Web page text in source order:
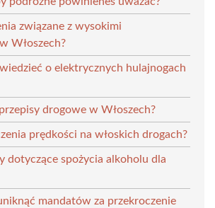
związane z wysokimi
Włoszech?
o elektrycznych hulajnogach
drogowe w Włoszech?
prędkości na włoskich drogach?
dotyczące spożycia alkoholu dla
mandatów za przekroczenie